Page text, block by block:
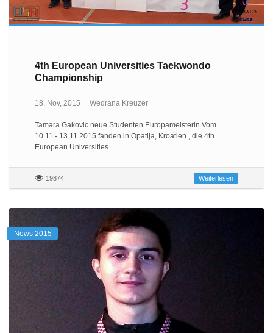
4th European Universities Taekwondo
Championship
18. Nov, 2015 Wedrana Kreuzer
Tamara Gakovic neue Studenten Europameisterin Vom
10.11.- 13.11.2015 fanden in Opatija, Kroatien , die 4th
European Universities…
19874 Weiterlesen
News 2015